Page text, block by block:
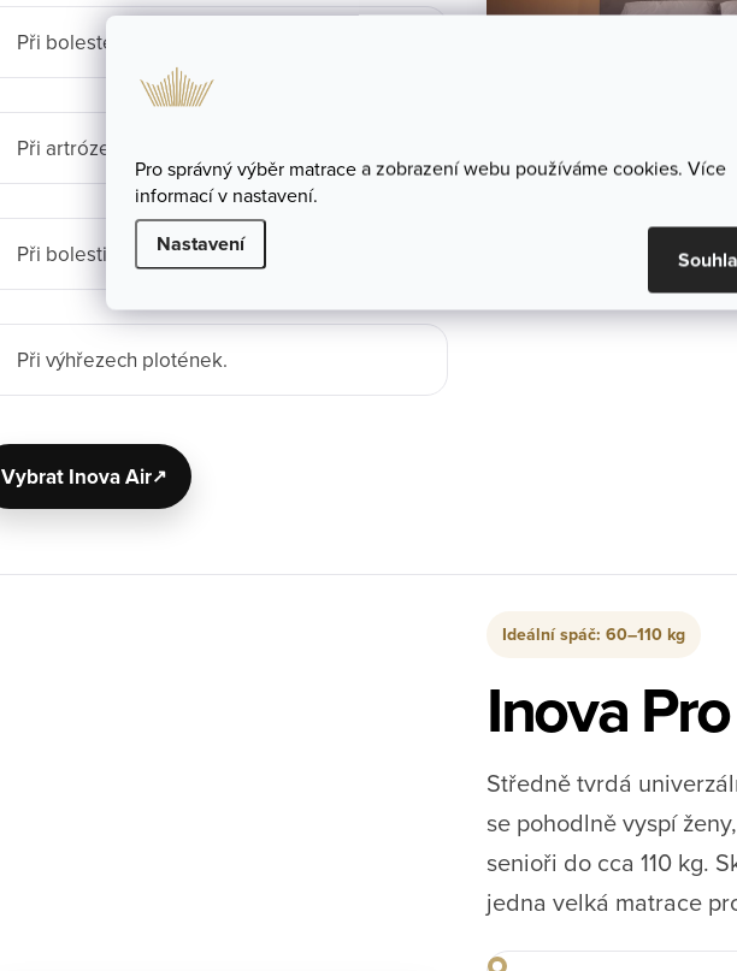
Pro správný výběr matrace a zobrazení webu používáme cookies. Více
informací v nastavení.
Nastavení
Při bolestech ramen a kyčlí.
Při artróze kloubů.
Při bolestivých zádech.
Při výhřezech plotének.
Vybrat Inova Air
Ideální spáč: 60–110 kg
Inova Pro
Středně tvrdá
se pohodlně vyspí
senioři do cca 110 kg.
jedna velká matrace